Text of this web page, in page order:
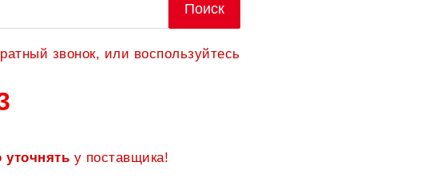
Поиск
звонок, или воспользуйтесь
уточнять у поставщика!